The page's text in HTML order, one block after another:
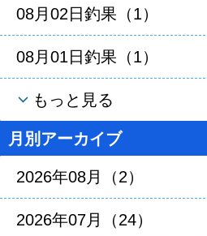
08月02日釣果（1）
08月01日釣果（1）
もっと見る
月別アーカイブ
2026年08月（2）
2026年07月（24）